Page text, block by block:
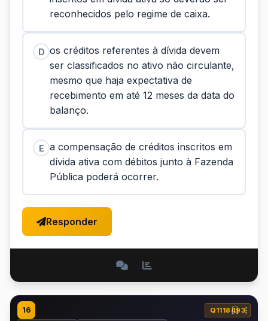
reconhecidos pelo regime de caixa.
D os créditos referentes à dívida devem
ser classificados no ativo não circulante,
mesmo que haja expectativa de
recebimento em até 12 meses da data do
balanço.
E a compensação de créditos inscritos em
dívida ativa com débitos junto à Fazenda
Pública poderá ocorrer.
Responder
16
Q1118493